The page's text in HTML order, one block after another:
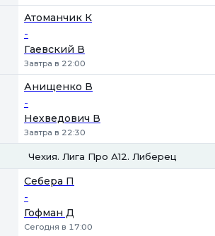
Атоманчик К
-
Гаевский В
Завтра в 22:00
Анищенко В
-
Нехведович В
Завтра в 22:30
Чехия. Лига Про А12. Либерец
Себера П
-
Гофман Д
Сегодня в 17:00